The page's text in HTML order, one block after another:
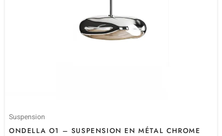
Suspension
ONDELLA O1 – SUSPENSION EN MÉTAL CHROME